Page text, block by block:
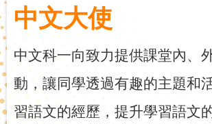
中文大使
中文科一向致力提供課堂內、
動，讓同學透過有趣的主題和
習語文的經歷，提升學習語文